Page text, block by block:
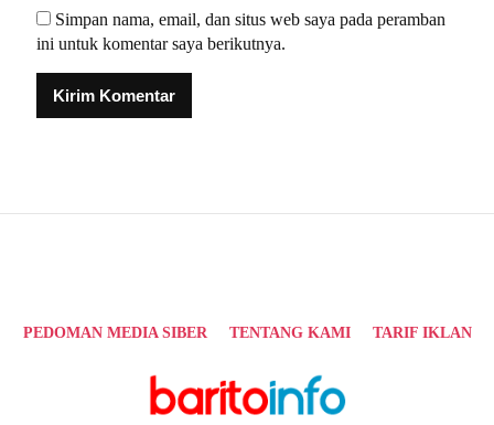
Simpan nama, email, dan situs web saya pada peramban
ini untuk komentar saya berikutnya.
PEDOMAN MEDIA SIBER TENTANG KAMI TARIF IKLAN